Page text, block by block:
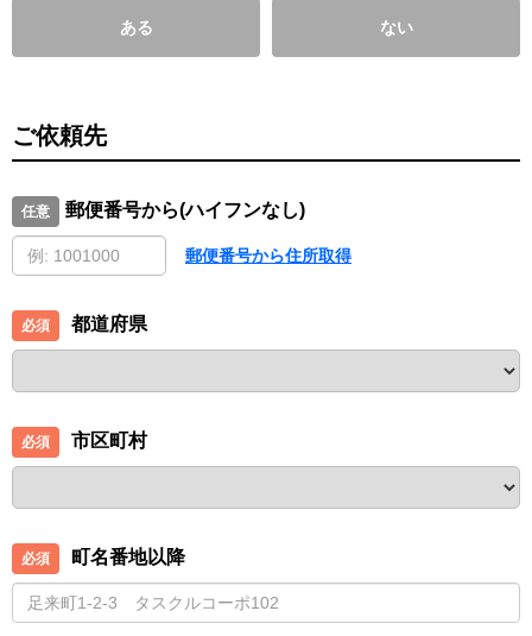
ある ない
ご依頼先
郵便番号から(ハイフンなし)
郵便番号から住所取得
都道府県
市区町村
町名番地以降